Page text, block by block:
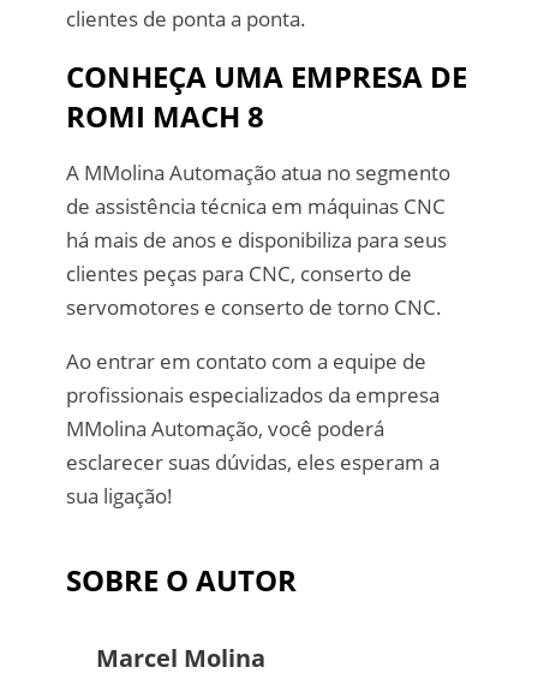
clientes de ponta a ponta.
CONHEÇA UMA EMPRESA DE
ROMI MACH 8
A MMolina Automação atua no segmento
de assistência técnica em máquinas CNC
há mais de anos e disponibiliza para seus
clientes peças para CNC, conserto de
servomotores e conserto de torno CNC.
Ao entrar em contato com a equipe de
profissionais especializados da empresa
MMolina Automação, você poderá
esclarecer suas dúvidas, eles esperam a
sua ligação!
SOBRE O AUTOR
Marcel Molina